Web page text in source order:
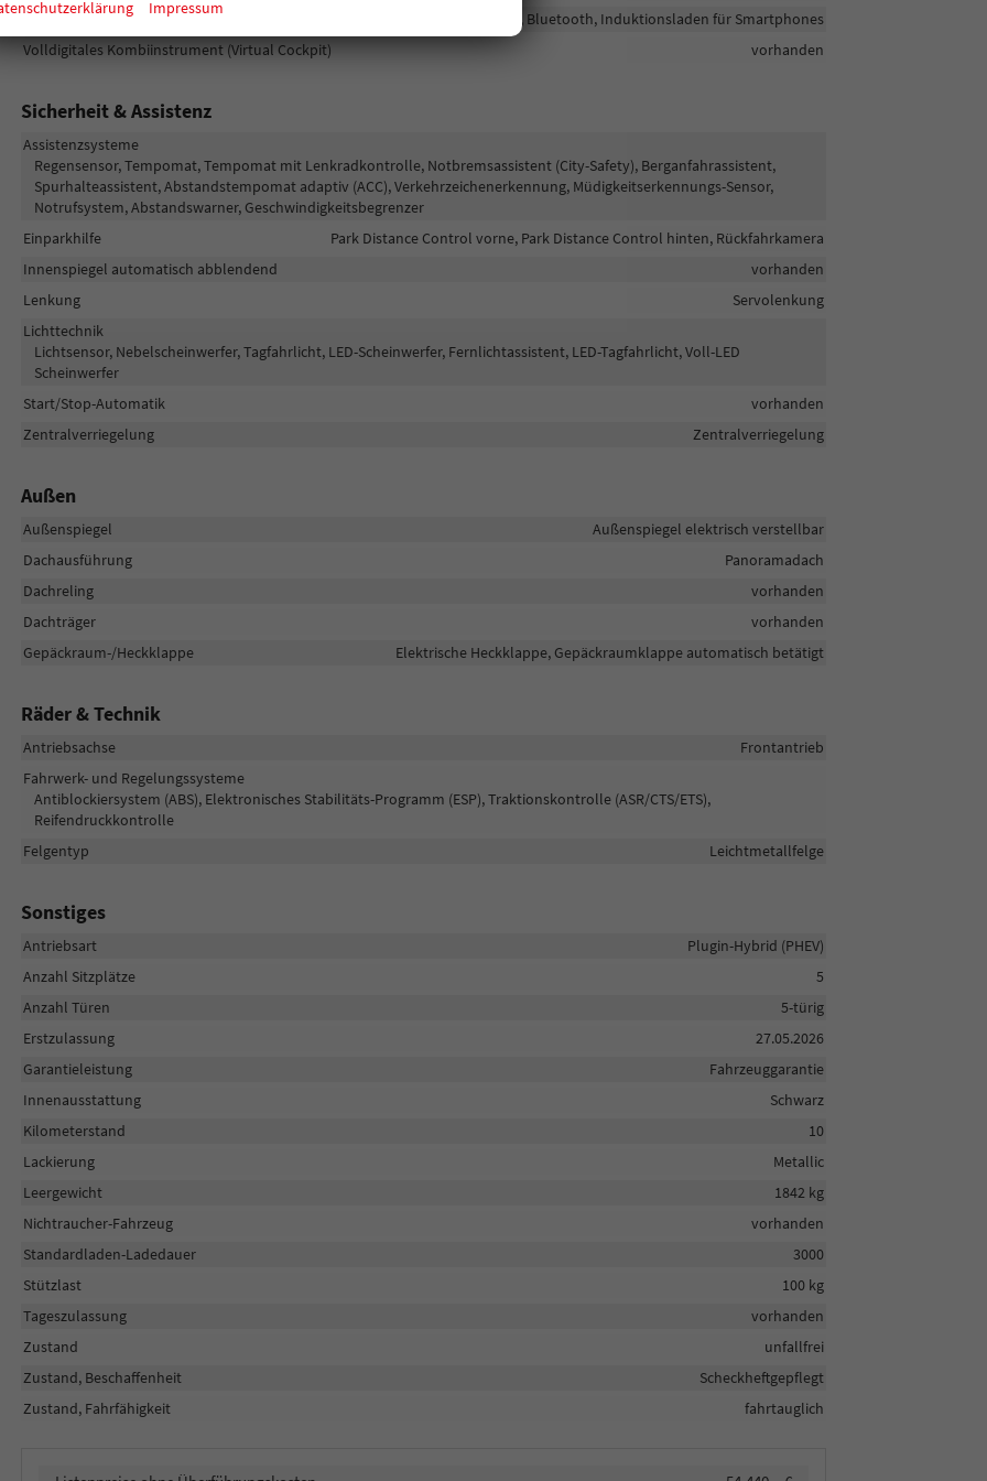
Telefon
Freisprecheinrichtung, Bluetooth, Induktionsladen für Smartphones
Volldigitales Kombiinstrument (Virtual Cockpit)
vorhanden
Sicherheit & Assistenz
Assistenzsysteme
Regensensor, Tempomat, Tempomat mit Lenkradkontrolle, Notbremsassistent (City-Safety), Berganfahrassistent,
Spurhalteassistent, Abstandstempomat adaptiv (ACC), Verkehrzeichenerkennung, Müdigkeitserkennungs-Sensor,
Notrufsystem, Abstandswarner, Geschwindigkeitsbegrenzer
Einparkhilfe
Park Distance Control vorne, Park Distance Control hinten, Rückfahrkamera
Innenspiegel automatisch abblendend
vorhanden
Lenkung
Servolenkung
Lichttechnik
Lichtsensor, Nebelscheinwerfer, Tagfahrlicht, LED-Scheinwerfer, Fernlichtassistent, LED-Tagfahrlicht, Voll-LED
Scheinwerfer
Start/Stop-Automatik
vorhanden
Zentralverriegelung
Zentralverriegelung
Außen
Außenspiegel
Außenspiegel elektrisch verstellbar
Dachausführung
Panoramadach
Dachreling
vorhanden
Dachträger
vorhanden
Gepäckraum-/Heckklappe
Elektrische Heckklappe, Gepäckraumklappe automatisch betätigt
Räder & Technik
Antriebsachse
Frontantrieb
Fahrwerk- und Regelungssysteme
Antiblockiersystem (ABS), Elektronisches Stabilitäts-Programm (ESP), Traktionskontrolle (ASR/CTS/ETS),
Reifendruckkontrolle
Felgentyp
Leichtmetallfelge
Sonstiges
Antriebsart
Plugin-Hybrid (PHEV)
Anzahl Sitzplätze
5
Anzahl Türen
5-türig
Erstzulassung
27.05.2026
Garantieleistung
Fahrzeuggarantie
Innenausstattung
Schwarz
Kilometerstand
10
Lackierung
Metallic
Leergewicht
1842 kg
Nichtraucher-Fahrzeug
vorhanden
Standardladen-Ladedauer
3000
Stützlast
100 kg
Tageszulassung
vorhanden
Zustand
unfallfrei
Zustand, Beschaffenheit
Scheckheftgepflegt
Zustand, Fahrfähigkeit
fahrtauglich
Impressum